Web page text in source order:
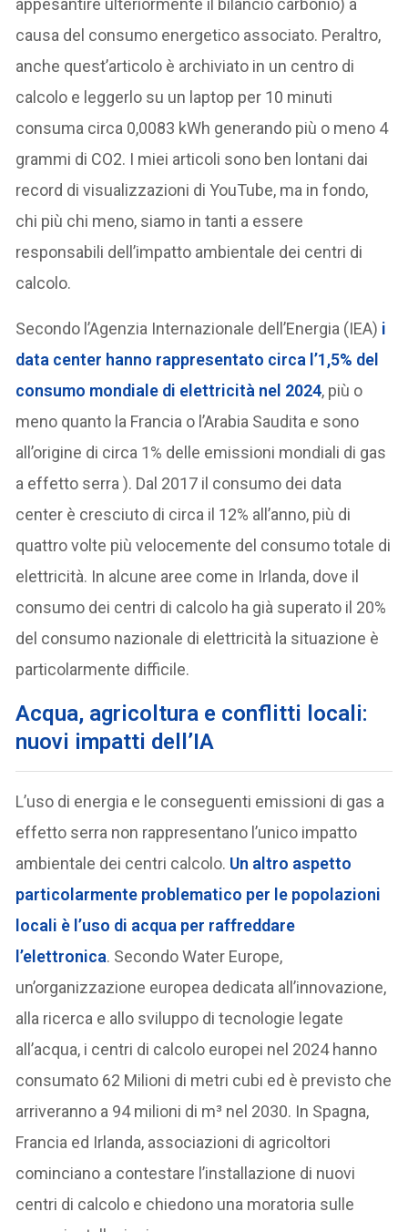
causa del consumo energetico associato. Peraltro,
anche quest’articolo è archiviato in un centro di
calcolo e leggerlo su un laptop per 10 minuti
consuma circa 0,0083 kWh generando più o meno 4
grammi di CO2. I miei articoli sono ben lontani dai
record di visualizzazioni di YouTube, ma in fondo,
chi più chi meno, siamo in tanti a essere
responsabili dell’impatto ambientale dei centri di
calcolo.
Secondo l’Agenzia Internazionale dell’Energia (IEA) i
data center hanno rappresentato circa l’1,5% del
consumo mondiale di elettricità nel 2024, più o
meno quanto la Francia o l’Arabia Saudita e sono
all’origine di circa 1% delle emissioni mondiali di gas
a effetto serra ). Dal 2017 il consumo dei data
center è cresciuto di circa il 12% all’anno, più di
quattro volte più velocemente del consumo totale di
elettricità. In alcune aree come in Irlanda, dove il
consumo dei centri di calcolo ha già superato il 20%
del consumo nazionale di elettricità la situazione è
particolarmente difficile.
Acqua, agricoltura e conflitti locali:
nuovi impatti dell’IA
L’uso di energia e le conseguenti emissioni di gas a
effetto serra non rappresentano l’unico impatto
ambientale dei centri calcolo. Un altro aspetto
particolarmente problematico per le popolazioni
locali è l’uso di acqua per raffreddare
l’elettronica. Secondo Water Europe,
un’organizzazione europea dedicata all’innovazione,
alla ricerca e allo sviluppo di tecnologie legate
all’acqua, i centri di calcolo europei nel 2024 hanno
consumato 62 Milioni di metri cubi ed è previsto che
arriveranno a 94 milioni di m³ nel 2030. In Spagna,
Francia ed Irlanda, associazioni di agricoltori
cominciano a contestare l’installazione di nuovi
centri di calcolo e chiedono una moratoria sulle